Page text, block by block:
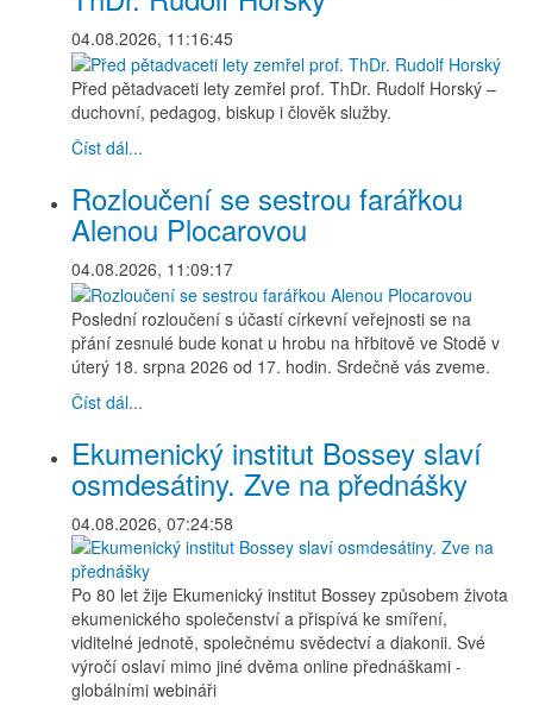
04.08.2026, 11:16:45
Před pětadvaceti lety zemřel prof. ThDr. Rudolf Horský –
duchovní, pedagog, biskup i člověk služby.
Číst dál...
Rozloučení se sestrou farářkou
Alenou Plocarovou
04.08.2026, 11:09:17
Poslední rozloučení s účastí církevní veřejnosti se na
přání zesnulé bude konat u hrobu na hřbitově ve Stodě v
úterý 18. srpna 2026 od 17. hodin. Srdečně vás zveme.
Číst dál...
Ekumenický institut Bossey slaví
osmdesátiny. Zve na přednášky
04.08.2026, 07:24:58
Po 80 let žije Ekumenický institut Bossey způsobem života
ekumenického společenství a přispívá ke smíření,
viditelné jednotě, společnému svědectví a diakonii. Své
výročí oslaví mimo jiné dvěma online přednáškami -
globálními webináři